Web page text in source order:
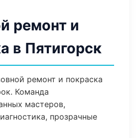
ремонт и
в Пятигорск
ремонт и покраска
Команда
мастеров,
прозрачные